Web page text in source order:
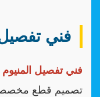
فني
فني تفصيل
تصميم قطع مخصصة